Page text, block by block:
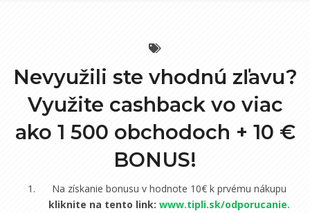
Nevyužili ste vhodnú zľavu?
Využite cashback vo viac
ako 1 500 obchodoch + 10 €
BONUS!
Na získanie bonusu v hodnote 10€ k prvému nákupu
kliknite na tento link: www.tipli.sk/odporucanie.